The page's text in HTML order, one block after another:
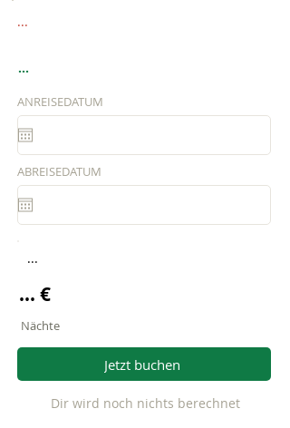
...
...
ANREISEDATUM
ABREISEDATUM
...
... €
Nächte
Jetzt buchen
Dir wird noch nichts berechnet